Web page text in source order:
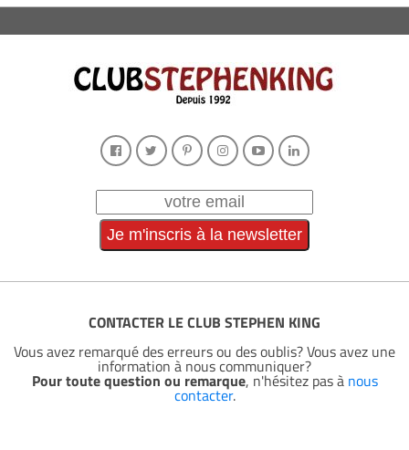
CONTACTER LE CLUB STEPHEN KING
Vous avez remarqué des erreurs ou des oublis? Vous avez une
information à nous communiquer?
Pour toute question ou remarque, n'hésitez pas à nous
contacter.